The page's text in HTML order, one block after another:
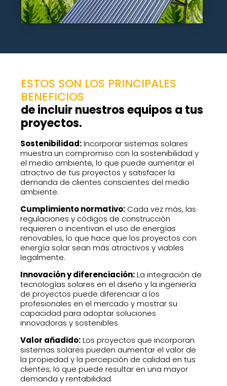
ESTOS SON LOS PRINCIPALES
BENEFICIOS
de incluir nuestros equipos a tus
proyectos.
Sostenibilidad:Incorporar sistemas solares
muestra un compromiso con la sostenibilidad y
el medio ambiente, lo que puede aumentar el
atractivo de tus proyectos y satisfacer la
demanda de clientes conscientes del medio
ambiente.
Cumplimiento normativo: Cada vez más, las
regulaciones y códigos de construcción
requieren o incentivan el uso de energías
renovables, lo que hace que los proyectos con
energía solar sean más atractivos y viables
legalmente.
Innovación y diferenciación:La integración de
tecnologías solares en el diseño y la ingeniería
de proyectos puede diferenciar a los
profesionales en el mercado y mostrar su
capacidad para adoptar soluciones
innovadoras y sostenibles.
Valor añadido:Los proyectos que incorporan
sistemas solares pueden aumentar el valor de
la propiedad y la percepción de calidad en tus
clientes, lo que puede resultar en una mayor
demanda y rentabilidad.